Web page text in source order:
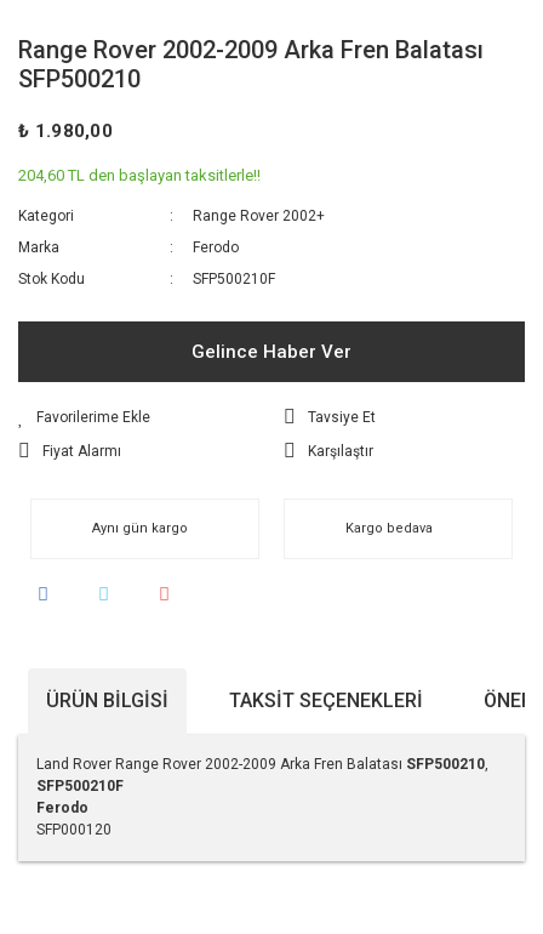
Range Rover 2002-2009 Arka Fren Balatası
SFP500210
₺ 1.980,00
204,60 TL den başlayan taksitlerle!!
Kategori
Range Rover 2002+
Marka
Ferodo
Stok Kodu
SFP500210F
Gelince Haber Ver
Tavsiye Et
Fiyat Alarmı
Karşılaştır
Aynı gün kargo Kargo bedava
ÜRÜN BILGISI TAKSIT SEÇENEKLERI
Land Rover Range Rover 2002-2009 Arka Fren Balatası SFP500210
SFP500210F
Ferodo
SFP000120